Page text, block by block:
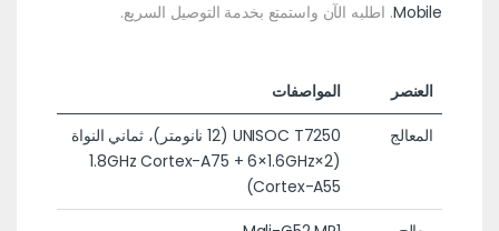
Mobile. اطلبه الآن واستمتع بخدمة التوصيل السريع.
العنصر
المواصفات
المعالج
UNISOC T7250 (12 نانومتر)، ثماني النواة
(2×1.8GHz Cortex-A75 + 6×1.6GHz
Cortex-A55)